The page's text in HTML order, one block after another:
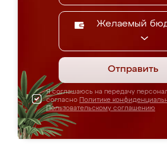
Желаемый
Отправить
Я соглашаюсь на передачу
согласно Политике
Пользовательскому соглашению